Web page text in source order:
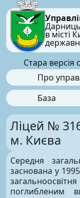
в місті
Стара версія
Про
База
Ліцей №
м. Києва
Середня
заснована у
поглибленим